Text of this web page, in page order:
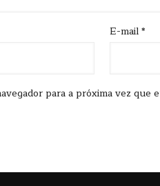
E-mail*
para a próxima vez que